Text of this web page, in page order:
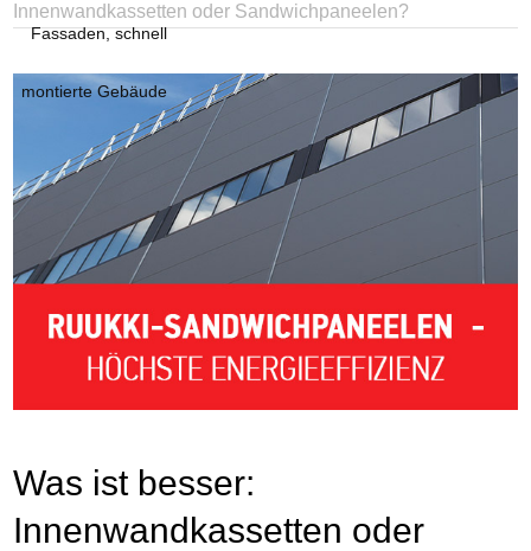
Innenwandkassetten oder Sandwichpaneelen?
Was ist besser:
Innenwandkassetten oder